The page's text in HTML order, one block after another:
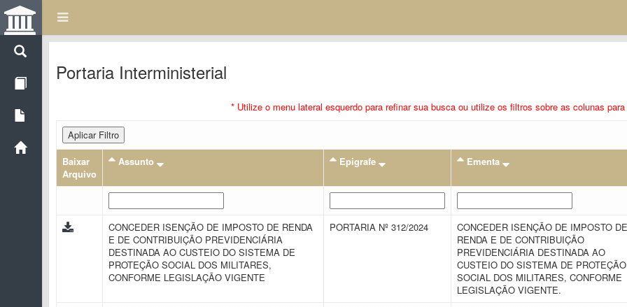
Portaria Interministerial
* Utilize o menu lateral esquerdo para refinar sua busca ou utilize os filtros sobre as colunas
Aplicar Filtro
Baixar
Arquivo
Assunto Epigrafe Ementa
CONCEDER ISENÇÃO DE IMPOSTO DE RENDA
E DE CONTRIBUIÇÃO PREVIDENCIÁRIA
DESTINADA AO CUSTEIO DO SISTEMA DE
PROTEÇÃO SOCIAL DOS MILITARES,
CONFORME LEGISLAÇÃO VIGENTE
PORTARIA Nº 312/2024
CONCEDER ISENÇÃO DE IMPOSTO DE
RENDA E DE CONTRIBUIÇÃO
PREVIDENCIÁRIA DESTINADA AO
CUSTEIO DO SISTEMA DE PROTEÇÃO
SOCIAL DOS MILITARES, CONFORME
LEGISLAÇÃO VIGENTE.